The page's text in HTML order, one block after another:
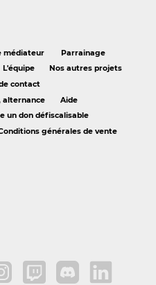
médiateur
Parrainage
L'équipe
Nos autres projets
contact
alternance
Aide
un don défiscalisable
générales de vente